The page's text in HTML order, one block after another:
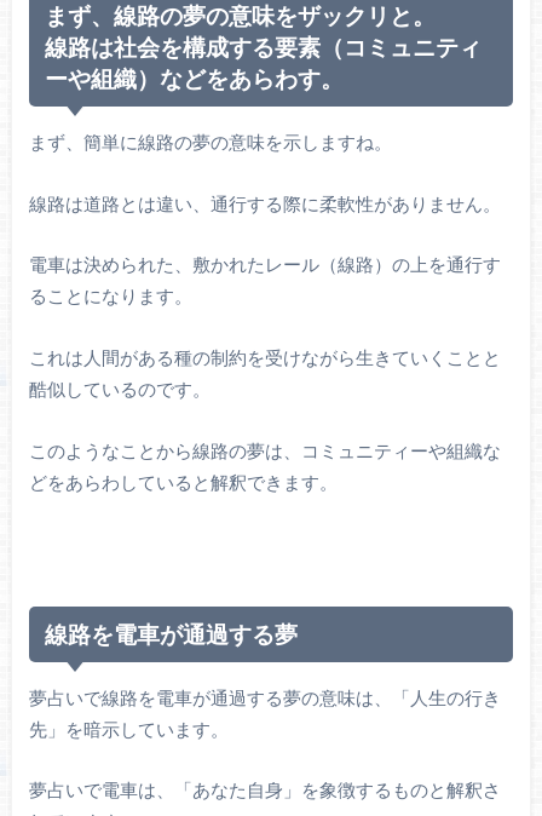
まず、線路の夢の意味をザックリと。
線路は社会を構成する要素（コミュニティ
ーや組織）などをあらわす。
まず、簡単に線路の夢の意味を示しますね。
線路は道路とは違い、通行する際に柔軟性がありません。
電車は決められた、敷かれたレール（線路）の上を通行す
ることになります。
これは人間がある種の制約を受けながら生きていくことと
酷似しているのです。
このようなことから線路の夢は、コミュニティーや組織な
どをあらわしていると解釈できます。
線路を電車が通過する夢
夢占いで線路を電車が通過する夢の意味は、「人生の行き
先」を暗示しています。
夢占いで電車は、「あなた自身」を象徴するものと解釈さ